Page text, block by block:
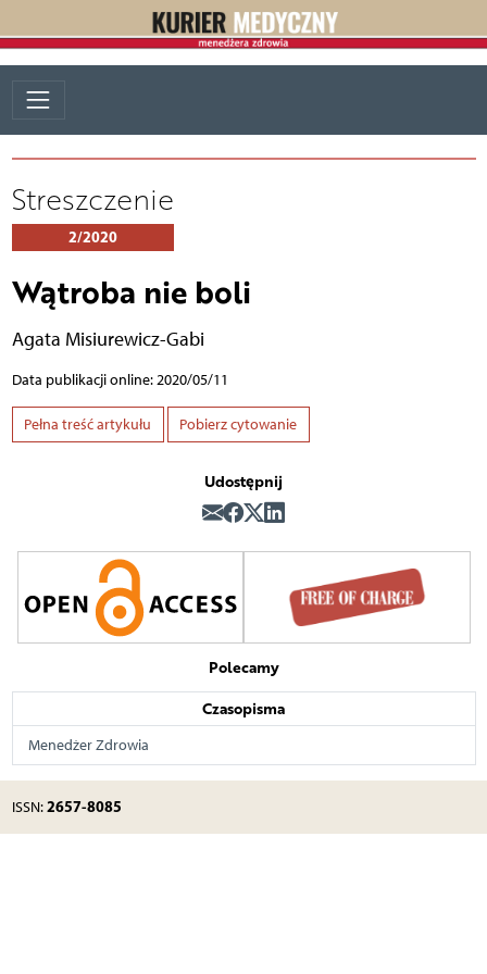
Streszczenie
2/2020
Wątroba nie boli
Agata Misiurewicz-Gabi
Data publikacji online: 2020/05/11
Pełna treść artykułu Pobierz cytowanie
Udostępnij
Polecamy
Czasopisma
Menedżer Zdrowia
ISSN:2657-8085